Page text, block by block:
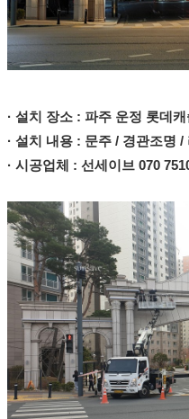
· 설치 장소 : 파주 운정 롯데
· 설치 내용 : 문주 / 경관조명
· 시공업체 : 선세이브 070